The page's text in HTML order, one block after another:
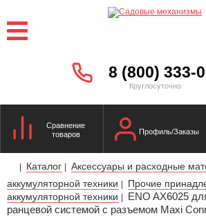
8 (800) 333-
Круглосуточно
Сравнение
товаров
Профиль/Заказы
| Каталог | Аксессуары и расходные
аккумуляторной техники |
Прочие
аккумуляторной техники |
ENO AX6025
ранцевой системой с разъемом Maxi